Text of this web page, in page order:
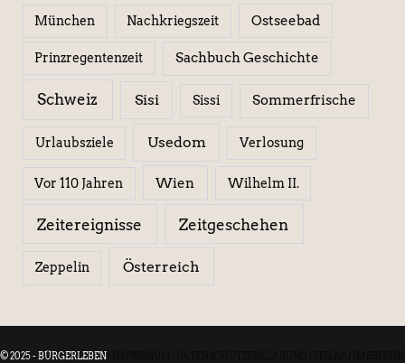
München Nachkriegszeit Ostseebad
Prinzregentenzeit Sachbuch Geschichte
Schweiz Sisi Sissi Sommerfrische
Urlaubsziele Usedom Verlosung
Vor 110 Jahren Wien Wilhelm II.
Zeitereignisse Zeitgeschehen
Zeppelin Österreich
© 2025 - BÜRGERLEBEN